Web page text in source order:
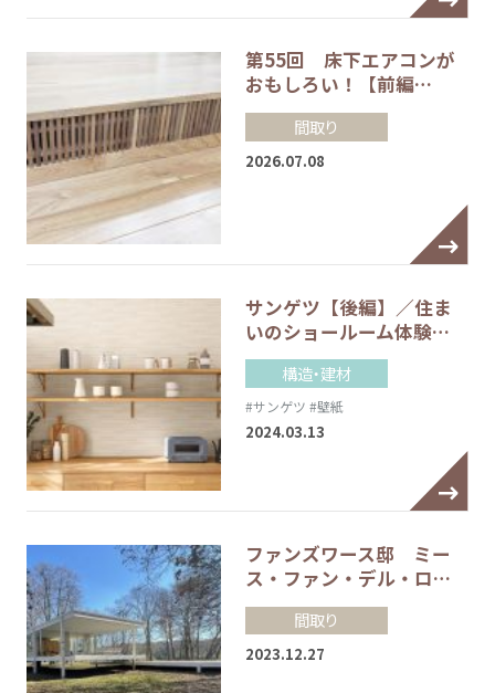
第55回 床下エアコンが
おもしろい！【前編…
間取り
2026.07.08
サンゲツ【後編】／住ま
いのショールーム体験…
構造・建材
#サンゲツ #壁紙
2024.03.13
ファンズワース邸 ミー
ス・ファン・デル・ロ…
間取り
2023.12.27